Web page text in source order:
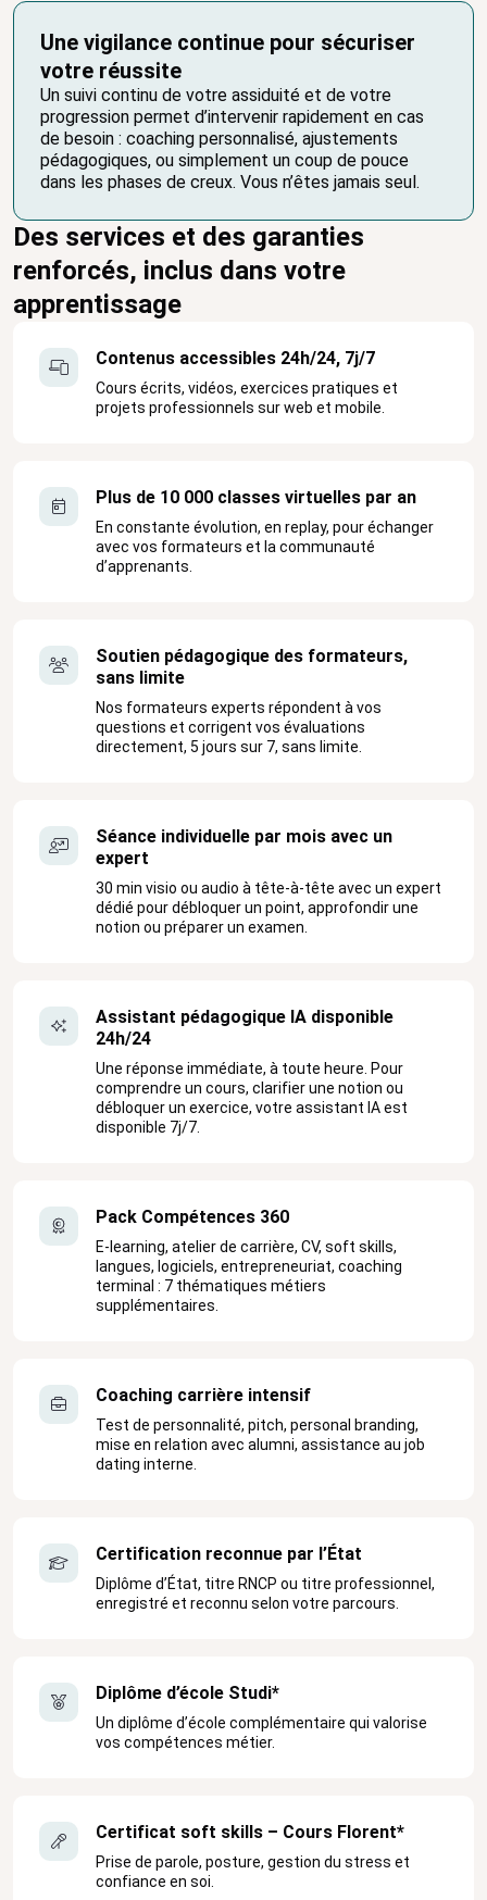
Une vigilance continue pour sécuriser
votre réussite
Un suivi continu de votre assiduité et de votre
progression permet d’intervenir rapidement en cas
de besoin : coaching personnalisé, ajustements
pédagogiques, ou simplement un coup de pouce
dans les phases de creux. Vous n’êtes jamais seul.
Des services et des garanties
renforcés, inclus dans votre
apprentissage
Contenus accessibles 24h/24, 7j/7
Cours écrits, vidéos, exercices pratiques et
projets professionnels sur web et mobile.
Plus de 10 000 classes virtuelles par an
En constante évolution, en replay, pour échanger
avec vos formateurs et la communauté
d’apprenants.
Soutien pédagogique des formateurs,
sans limite
Nos formateurs experts répondent à vos
questions et corrigent vos évaluations
directement, 5 jours sur 7, sans limite.
Séance individuelle par mois avec un
expert
30 min visio ou audio à tête-à-tête avec un expert
dédié pour débloquer un point, approfondir une
notion ou préparer un examen.
Assistant pédagogique IA disponible
24h/24
Une réponse immédiate, à toute heure. Pour
comprendre un cours, clarifier une notion ou
débloquer un exercice, votre assistant IA est
disponible 7j/7.
Pack Compétences 360
E-learning, atelier de carrière, CV, soft skills,
langues, logiciels, entrepreneuriat, coaching
terminal : 7 thématiques métiers
supplémentaires.
Coaching carrière intensif
Test de personnalité, pitch, personal branding,
mise en relation avec alumni, assistance au job
dating interne.
Certification reconnue par l’État
Diplôme d’État, titre RNCP ou titre professionnel,
enregistré et reconnu selon votre parcours.
Diplôme d’école Studi*
Un diplôme d’école complémentaire qui valorise
vos compétences métier.
Certificat soft skills – Cours Florent*
Prise de parole, posture, gestion du stress et
confiance en soi.